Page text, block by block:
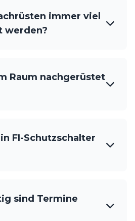
immer viel
werden?
Raum nachgerüstet
FI-Schutzschalter
sind Termine